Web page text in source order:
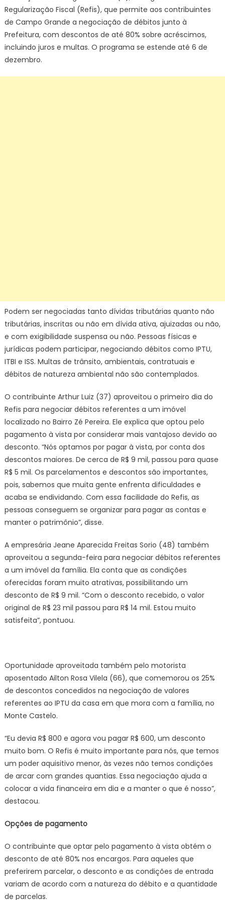
Regularização Fiscal (Refis), que permite aos contribuintes
de Campo Grande a negociação de débitos junto à
Prefeitura, com descontos de até 80% sobre acréscimos,
incluindo juros e multas. O programa se estende até 6 de
dezembro.
Podem ser negociadas tanto dívidas tributárias quanto não
tributárias, inscritas ou não em dívida ativa, ajuizadas ou não,
e com exigibilidade suspensa ou não. Pessoas físicas e
jurídicas podem participar, negociando débitos como IPTU,
ITBI e ISS. Multas de trânsito, ambientais, contratuais e
débitos de natureza ambiental não são contemplados.
O contribuinte Arthur Luiz (37) aproveitou o primeiro dia do
Refis para negociar débitos referentes a um imóvel
localizado no Bairro Zé Pereira. Ele explica que optou pelo
pagamento à vista por considerar mais vantajoso devido ao
desconto. “Nós optamos por pagar à vista, por conta dos
descontos maiores. De cerca de R$ 9 mil, passou para quase
R$ 5 mil. Os parcelamentos e descontos são importantes,
pois, sabemos que muita gente enfrenta dificuldades e
acaba se endividando. Com essa facilidade do Refis, as
pessoas conseguem se organizar para pagar as contas e
manter o patrimônio”, disse.
A empresária Jeane Aparecida Freitas Sorio (48) também
aproveitou a segunda-feira para negociar débitos referentes
a um imóvel da família. Ela conta que as condições
oferecidas foram muito atrativas, possibilitando um
desconto de R$ 9 mil. “Com o desconto recebido, o valor
original de R$ 23 mil passou para R$ 14 mil. Estou muito
satisfeita”, pontuou.
Oportunidade aproveitada também pelo motorista
aposentado Ailton Rosa Vilela (66), que comemorou os 25%
de descontos concedidos na negociação de valores
referentes ao IPTU da casa em que mora com a família, no
Monte Castelo.
“Eu devia R$ 800 e agora vou pagar R$ 600, um desconto
muito bom. O Refis é muito importante para nós, que temos
um poder aquisitivo menor, às vezes não temos condições
de arcar com grandes quantias. Essa negociação ajuda a
colocar a vida financeira em dia e a manter o que é nosso”,
destacou.
Opções de pagamento
O contribuinte que optar pelo pagamento à vista obtém o
desconto de até 80% nos encargos. Para aqueles que
preferirem parcelar, o desconto e as condições de entrada
variam de acordo com a natureza do débito e a quantidade
de parcelas.